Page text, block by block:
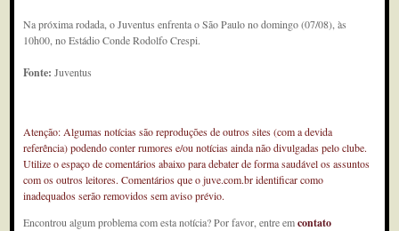
Na próxima rodada, o Juventus enfrenta o São Paulo no domingo (07/08), às
10h00, no Estádio Conde Rodolfo Crespi.
Fonte:Juventus
Atenção: Algumas notícias são reproduções de outros sites (com a devida
referência) podendo conter rumores e/ou notícias ainda não divulgadas pelo clube.
Utilize o espaço de comentários abaixo para debater de forma saudável os assuntos
com os outros leitores. Comentários que o juve.com.br identificar como
inadequados serão removidos sem aviso prévio.
Encontrou algum problema com esta notícia? Por favor, entre emcontato